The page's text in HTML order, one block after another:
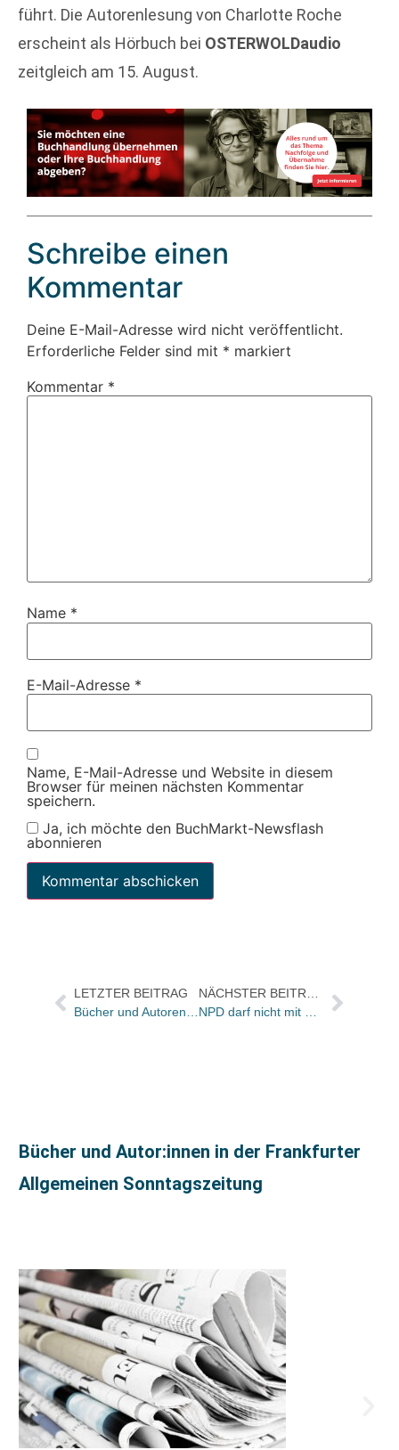
führt. Die Autorenlesung von Charlotte Roche
erscheint als Hörbuch bei OSTERWOLDaudio
zeitgleich am 15. August.
Schreibe einen
Kommentar
Deine E-Mail-Adresse wird nicht veröffentlicht.
Erforderliche Felder sind mit * markiert
Kommentar *
Name *
E-Mail-Adresse *
Name, E-Mail-Adresse und Website in diesem
Browser für meinen nächsten Kommentar
speichern.
Ja, ich möchte den BuchMarkt-Newsflash
abonnieren
LETZTER BEITRAG
Bücher und Autor:innen in der Frankfurter
Allgemeinen Sonntagszeitung